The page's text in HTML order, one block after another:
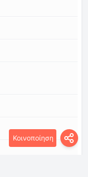
Κοινοποίηση